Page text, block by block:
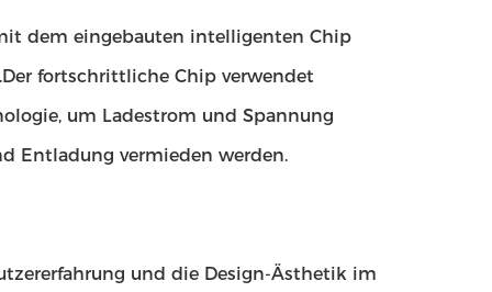
dem eingebauten intelligenten Chip
fortschrittliche Chip verwendet
um Ladestrom und Spannung
Entladung vermieden werden.
und die Design-Ästhetik im